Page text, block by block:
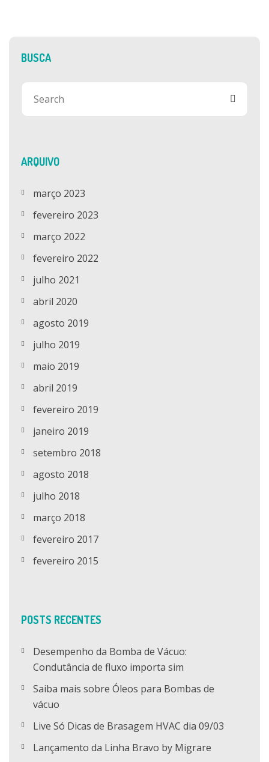
BUSCA
ARQUIVO
março 2023
fevereiro 2023
março 2022
fevereiro 2022
julho 2021
abril 2020
agosto 2019
julho 2019
maio 2019
abril 2019
fevereiro 2019
janeiro 2019
setembro 2018
agosto 2018
julho 2018
março 2018
fevereiro 2017
fevereiro 2015
POSTS RECENTES
Desempenho da Bomba de Vácuo:
Condutância de fluxo importa sim
Saiba mais sobre Óleos para Bombas de
vácuo
Live Só Dicas de Brasagem HVAC dia 09/03
Lançamento da Linha Bravo by Migrare